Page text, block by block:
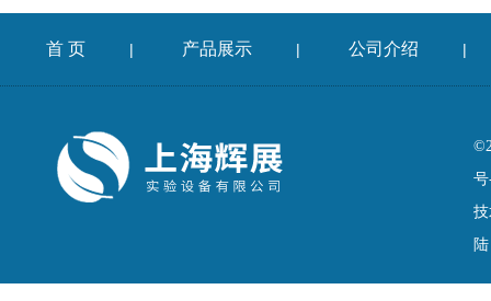
首 页 | 产品展示 | 公司介绍 |
号
陆